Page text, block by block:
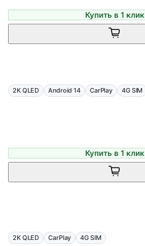
Купить в 1 клик
2K QLED Android 14 CarPlay 4G SIM
Купить в 1 клик
2K QLED CarPlay 4G SIM